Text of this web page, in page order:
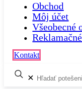
Obchod
Môj účet
Všeobecné
Kontakt
✕